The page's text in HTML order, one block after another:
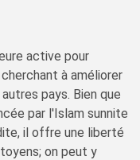
active pour
à améliorer
pays. Bien que
par l'Islam sunnite
il offre une liberté
on peut y